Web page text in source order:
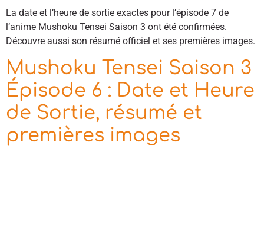
La date et l’heure de sortie exactes pour l’épisode 7 de
l’anime Mushoku Tensei Saison 3 ont été confirmées.
Découvre aussi son résumé officiel et ses premières images.
Mushoku Tensei Saison 3
Épisode 6 : Date et Heure
de Sortie, résumé et
premières images